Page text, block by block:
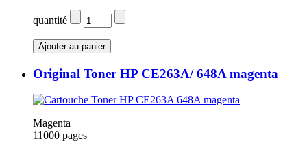
quantité
Original Toner HP CE263A/ 648A magenta
Magenta
11000 pages